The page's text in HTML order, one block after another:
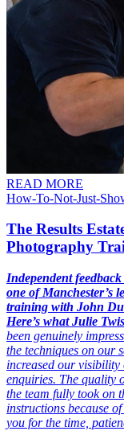
READ MORE
How-To-Not-Just-Show-Your-Homes-but-Show-Them-Off​​​​‌
The Results
Photography Training​​​​‌
Independent
one of Manchester’s
training with John
Here’s what Julie Twist Estate Agents in Manchester said,​​​​‌
been genuinely
the techniques on our
increased our
enquiries. The quality
the team fully took on
instructions because
you for the time,